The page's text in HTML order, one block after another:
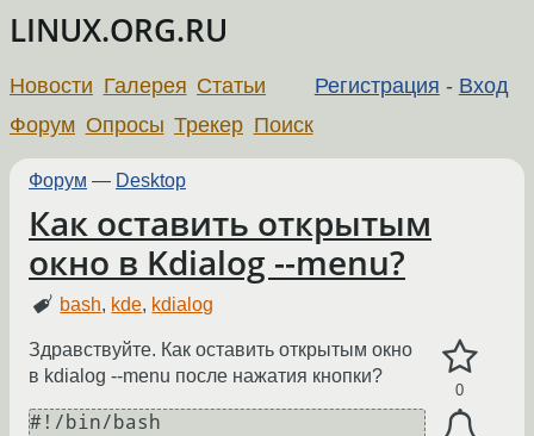
LINUX.ORG.RU
Регистрация - Вход
Новости Галерея Статьи
Форум Опросы Трекер Поиск
Форум — Desktop
Как оставить открытым
окно в Kdialog --menu?
bash, kde, kdialog
0
Здравствуйте. Как оставить открытым окно
в kdialog --menu после нажатия кнопки?
#!/bin/bash